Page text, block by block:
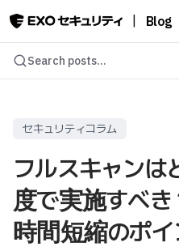
Blog
Search posts...
セキュリティコラム
フルスキャンは
度で実施すべき
時間短縮のポ